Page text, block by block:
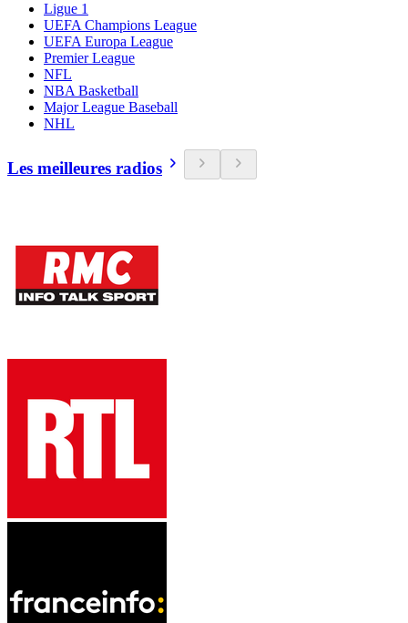
Ligue 1
UEFA Champions League
UEFA Europa League
Premier League
NFL
NBA Basketball
Major League Baseball
NHL
Les meilleures radios